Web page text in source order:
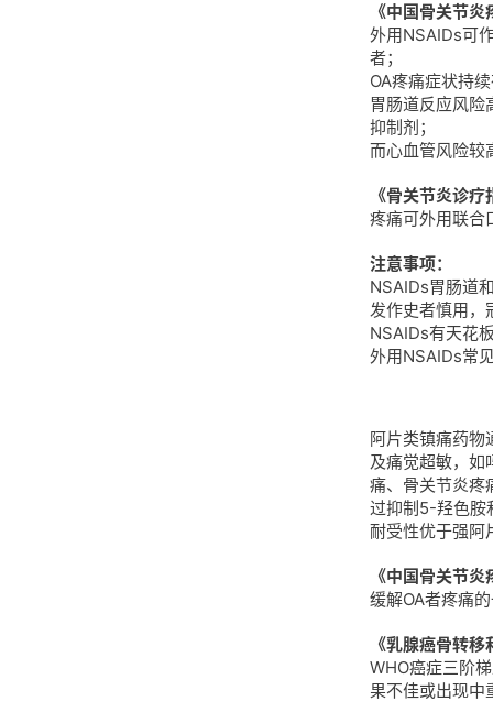
《中国骨关节
外用NSAIDs可
者；
OA疼痛症状持
胃肠道反应风险
抑制剂；
而心血管风险较
《骨关节炎诊
疼痛可外用联合
注意事项：
NSAIDs胃肠道
发作史者慎用，
NSAIDs有天花
外用NSAIDs常
阿片类镇痛药
及痛觉超敏，如
痛、骨关节炎疼
过抑制5-羟色胺
耐受性优于强阿
《中国骨关节
缓解OA者疼痛
《乳腺癌骨转
WHO癌症三阶
果不佳或出现中